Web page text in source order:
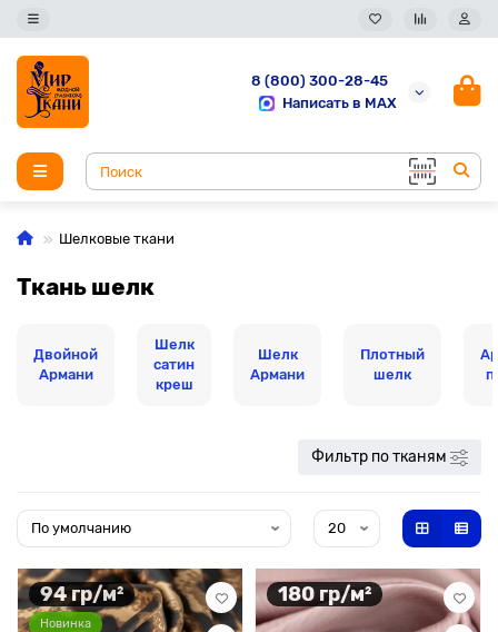
8 (800) 300-28-45
Написать в MAX
Шелковые ткани
Ткань шелк
Двойной
Армани
Шелк
сатин
креш
Шелк
Армани
Плотный
шелк
Фильтр по тканям
94 гр/м²
Новинка
180 гр/м²